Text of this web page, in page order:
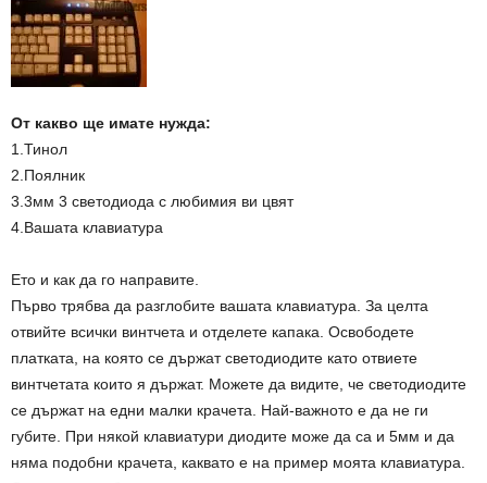
От какво ще имате нужда:
1.Тинол
2.Поялник
3.3мм 3 светодиода с любимия ви цвят
4.Вашата клавиатура
Ето и как да го направите.
Първо трябва да разглобите вашата клавиатура. За целта
отвийте всички винтчета и отделете капака. Освободете
платката, на която се държат светодиодите като отвиете
винтчетата които я държат. Можете да видите, че светодиодите
се държат на едни малки крачета. Най-важното е да не ги
губите. При някой клавиатури диодите може да са и 5мм и да
няма подобни крачета, каквато е на пример моята клавиатура.